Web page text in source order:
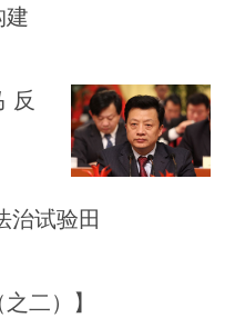
建
反
治试验田
二）】